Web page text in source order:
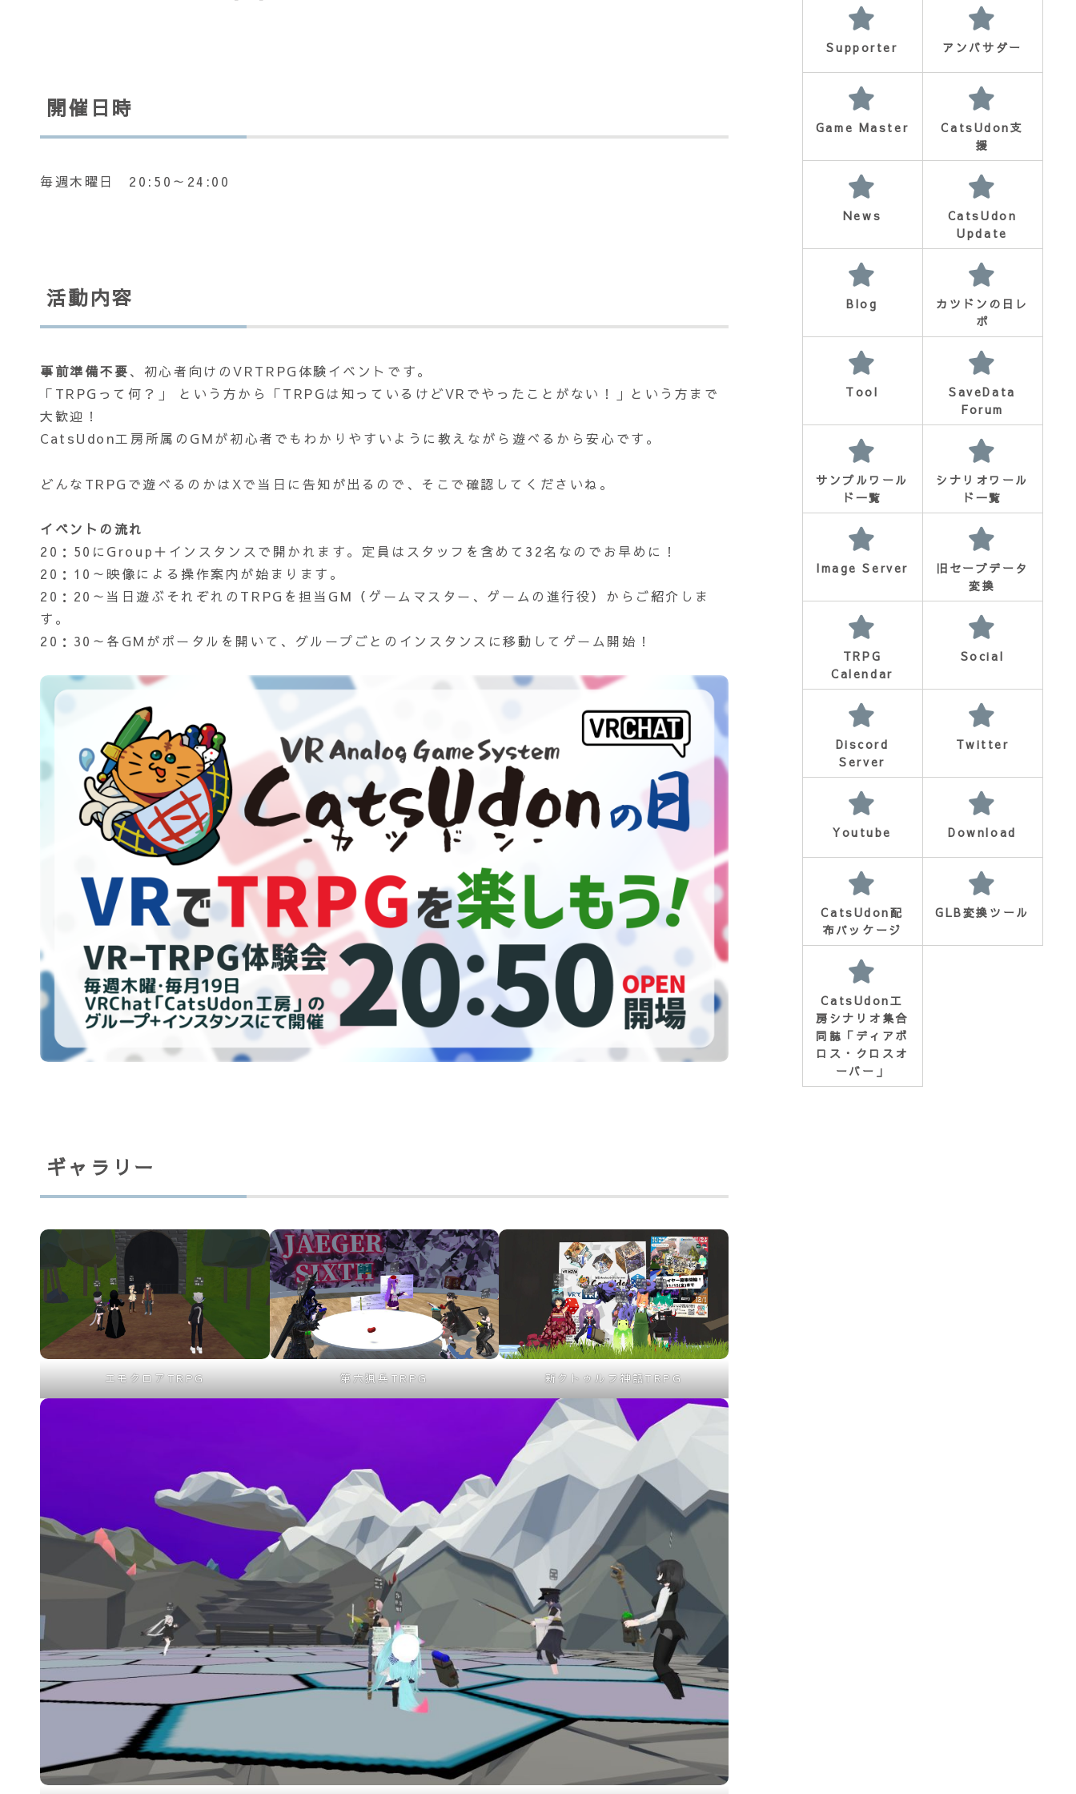
開催日時
毎週木曜日 20:50～24:00
活動内容
事前準備不要、初心者向けのVRTRPG体験イベントです。
「TRPGって何？」 という方から「TRPGは知っているけどVRでやったことがない！」という方まで
大歓迎！
CatsUdon工房所属のGMが初心者でもわかりやすいように教えながら遊べるから安心です。
どんなTRPGで遊べるのかはXで当日に告知が出るので、そこで確認してくださいね。
イベントの流れ
20：50にGroup＋インスタンスで開かれます。定員はスタッフを含めて32名なのでお早めに！
20：10～映像による操作案内が始まります。
20：20～当日遊ぶそれぞれのTRPGを担当GM（ゲームマスター、ゲームの進行役）からご紹介しま
す。
20：30～各GMがポータルを開いて、グループごとのインスタンスに移動してゲーム開始！
ギャラリー
エモクロアTRPG 第六猟兵TRPG 新クトゥルフ神話TRPG
Supporter アンバサダー
Game Master
CatsUdon支
援
News
CatsUdon
Update
Blog
カツドンの日レ
ポ
Tool
SaveData
Forum
サンプルワール
ド一覧
シナリオワール
ド一覧
Image Server
旧セーブデータ
変換
TRPG
Calendar
Social
Discord
Server
Twitter
Youtube Download
CatsUdon配
布パッケージ
GLB変換ツール
CatsUdon工
房シナリオ集合
同誌「ディアボ
ロス・クロスオ
ーバー」